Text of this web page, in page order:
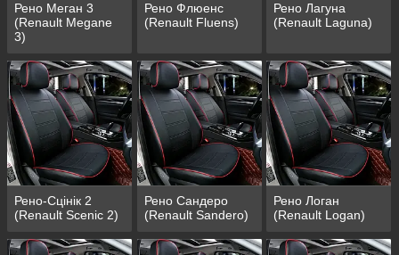
Рено Меган 3
(Renault Megane
3)
Рено Флюенс
(Renault Fluens)
Рено Лагуна
(Renault Laguna)
Рено-Сцінік 2
(Renault Scenic 2)
Рено Сандеро
(Renault Sandero)
Рено Логан
(Renault Logan)